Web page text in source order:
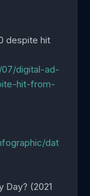
despite hit
digital-ad-
hit-from-
dat
Day? (2021